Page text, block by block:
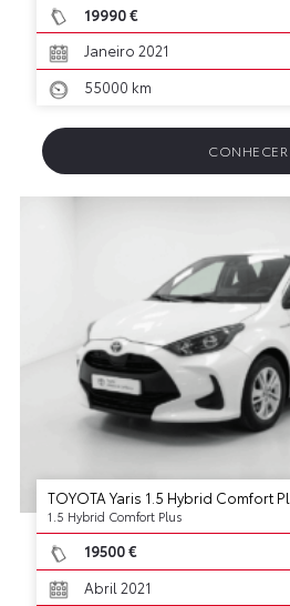
19990 €
Janeiro 2021
55000 km
CONHECER
TOYOTA Yaris 1.5 Hybrid Comfort
1.5 Hybrid Comfort Plus
19500 €
Abril 2021